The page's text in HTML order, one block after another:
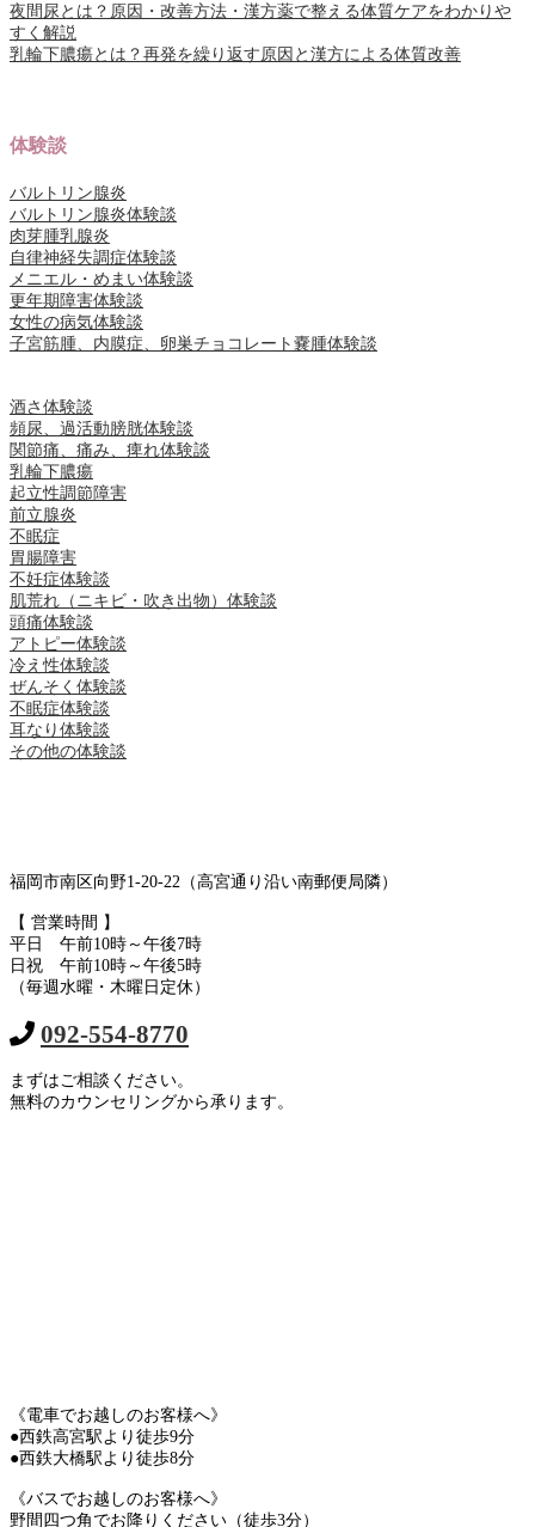
夜間尿とは？原因・改善方法・漢方薬で整える体質ケアをわかりや
すく解説
乳輪下膿瘍とは？再発を繰り返す原因と漢方による体質改善
体験談
バルトリン腺炎
バルトリン腺炎体験談
肉芽腫乳腺炎
自律神経失調症体験談
メニエル・めまい体験談
更年期障害体験談
女性の病気体験談
子宮筋腫、内膜症、卵巣チョコレート嚢腫体験談
酒さ体験談
頻尿、過活動膀胱体験談
関節痛、痛み、痺れ体験談
乳輪下膿瘍
起立性調節障害
前立腺炎
不眠症
胃腸障害
不妊症体験談
肌荒れ（ニキビ・吹き出物）体験談
頭痛体験談
アトピー体験談
冷え性体験談
ぜんそく体験談
不眠症体験談
耳なり体験談
その他の体験談
福岡市南区向野1-20-22（高宮通り沿い南郵便局隣）
【 営業時間 】
平日 午前10時～午後7時
日祝 午前10時～午後5時
（毎週水曜・木曜日定休）
092-554-8770
まずはご相談ください。
無料のカウンセリングから承ります。
《電車でお越しのお客様へ》
●西鉄高宮駅より徒歩9分
●西鉄大橋駅より徒歩8分
《バスでお越しのお客様へ》
野間四つ角でお降りください（徒歩3分）